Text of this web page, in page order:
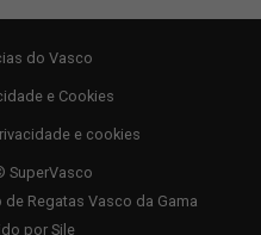
do Vasco
e Cookies
e cookies
SuperVasco
Regatas Vasco da Gama
por Sile